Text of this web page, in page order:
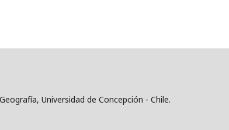
Universidad de Concepción - Chile.